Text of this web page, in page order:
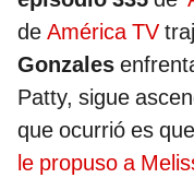
de América TV
Gonzales
Patty, sigue
que ocurrió es que
le propuso a